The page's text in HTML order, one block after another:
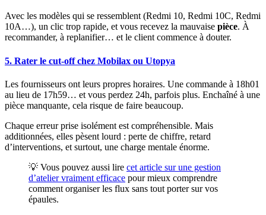
Avec les modèles qui se ressemblent (Redmi 10, Redmi 10C, Redmi
10A…), un clic trop rapide, et vous recevez la mauvaise pièce. À
recommander, à replanifier… et le client commence à douter.
5. Rater le cut-off chez Mobilax ou Utopya
Les fournisseurs ont leurs propres horaires. Une commande à 18h01
au lieu de 17h59… et vous perdez 24h, parfois plus. Enchaîné à une
pièce manquante, cela risque de faire beaucoup.
Chaque erreur prise isolément est compréhensible. Mais
additionnées, elles pèsent lourd : perte de chiffre, retard
d’interventions, et surtout, une charge mentale énorme.
💡 Vous pouvez aussi lire cet article sur une gestion
d’atelier vraiment efficace pour mieux comprendre
comment organiser les flux sans tout porter sur vos
épaules.